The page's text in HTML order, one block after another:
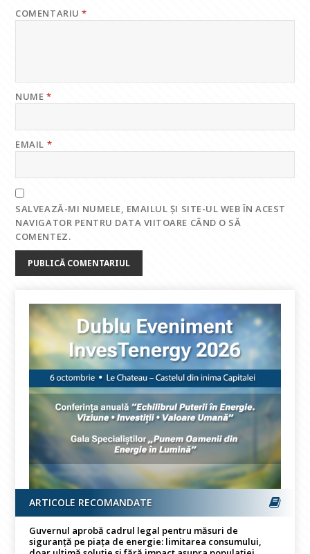
COMENTARIU*
NUME*
EMAIL *
SALVEAZĂ-MI NUMELE, EMAILUL ȘI SITE-UL WEB ÎN ACEST
NAVIGATOR PENTRU DATA VIITOARE CÂND O SĂ
COMENTEZ.
ARTICOLE RECOMANDATE
Guvernul aprobă cadrul legal pentru măsuri de
siguranță pe piața de energie: limitarea consumului,